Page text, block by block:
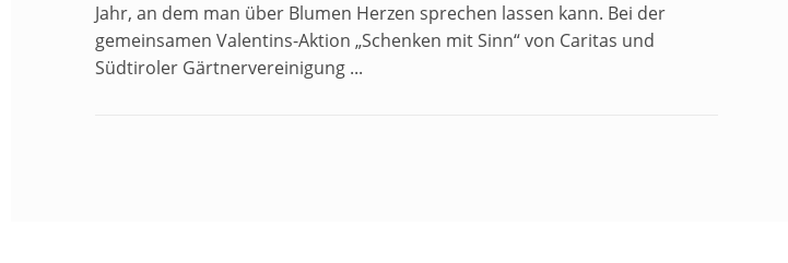
Jahr, an dem man über Blumen Herzen sprechen lassen kann. Bei der
gemeinsamen Valentins-Aktion „Schenken mit Sinn“ von Caritas und
Südtiroler Gärtnervereinigung ...